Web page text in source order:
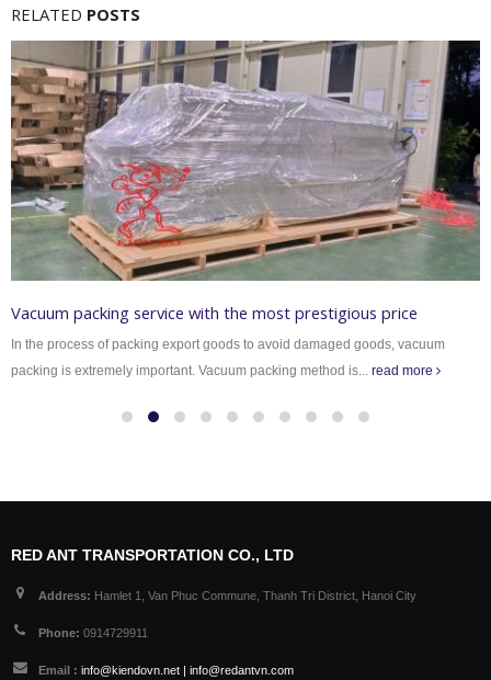
RELATED POSTS
Dịch vụ đóng thùng gỗ tại các khu công nghiệp
Đóng thùng gỗ Với hơn 15 năm hoạt động trong ngành đóng thùng gỗ, pallet
gỗ. Công ty Kiến Đỏ...read more
RED ANT TRANSPORTATION CO., LTD
Address: Hamlet 1, Van Phuc Commune, Thanh Tri District, Hanoi City
Phone: 0914729911
Email : info@kiendovn.net | info@redantvn.com